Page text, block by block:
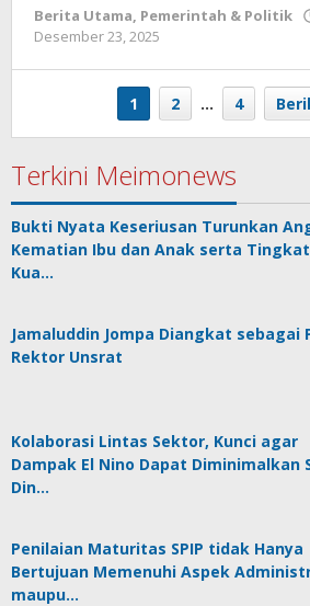
Berita Utama, Pemerintah & Politik
Desember 23, 2025
1 2 … 4
Terkini Meimonews
Bukti Nyata Keseriusan Turunkan
Kematian Ibu dan Anak serta
Kua…
Jamaluddin Jompa Diangkat sebagai
Rektor Unsrat
Kolaborasi Lintas Sektor, Kunci agar
Dampak El Nino Dapat Diminimalkan
Din…
Penilaian Maturitas SPIP tidak Hanya
Bertujuan Memenuhi Aspek
maupu…